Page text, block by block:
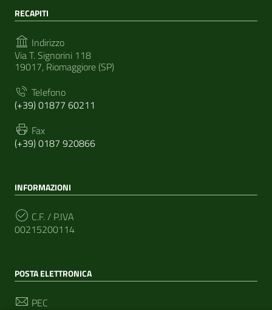
RECAPITI
Indirizzo
Via T. Signorini 118
19017, Riomaggiore (SP)
Telefono
(+39) 01877 60211
Fax
(+39) 0187 920866
INFORMAZIONI
C.F. / P.IVA
00215200114
POSTA ELETTRONICA
PEC